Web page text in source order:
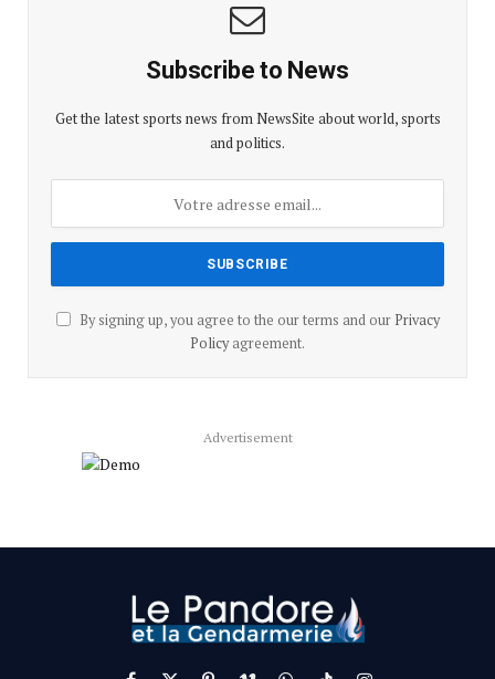
Subscribe to News
Get the latest sports news from NewsSite about world, sports
and politics.
By signing up, you agree to the our terms and our Privacy
Policyagreement.
Advertisement